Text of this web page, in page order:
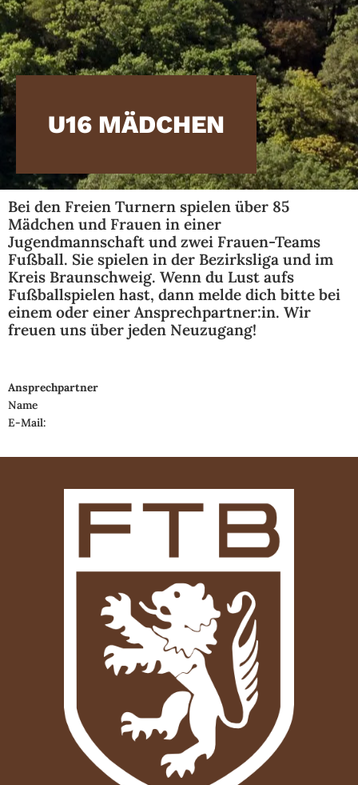
Nordic Walking
Kontakt
Shop
Trainingsplan Fussball
Halle
U16 MÄDCHEN
Bei den Freien Turnern spielen über 85
Mädchen und Frauen in einer
Jugendmannschaft und zwei Frauen-Teams
Fußball. Sie spielen in der Bezirksliga und im
Kreis Braunschweig. Wenn du Lust aufs
Fußballspielen hast, dann melde dich bitte bei
einem oder einer Ansprechpartner:in. Wir
freuen uns über jeden Neuzugang!
Ansprechpartner
Name
E-Mail: